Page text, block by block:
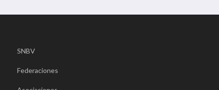
SNBV
Federaciones